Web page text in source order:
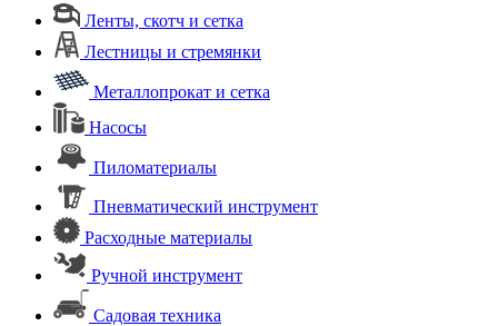
Ленты, скотч и сетка
Лестницы и стремянки
Металлопрокат и сетка
Насосы
Пиломатериалы
Пневматический инструмент
Расходные материалы
Ручной инструмент
Садовая техника